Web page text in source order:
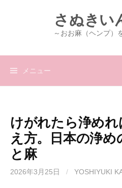
ツ
さぬきい
～おお麻（ヘンプ）
メニュー
けがれたら浄め
え方。日本の浄め
と麻
2026年3月25日 / YOSHIYUKI